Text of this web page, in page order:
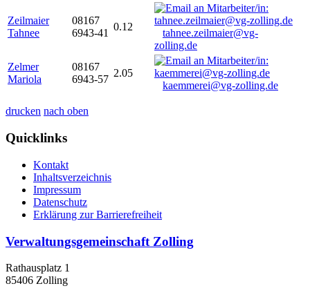
Zeilmaier
Tahnee
08167
6943-41
0.12
tahnee.zeilmaier@vg-
zolling.de
Zelmer
Mariola
08167
6943-57
2.05
kaemmerei@vg-zolling.de
drucken nach oben
Quicklinks
Kontakt
Inhaltsverzeichnis
Impressum
Datenschutz
Erklärung zur Barrierefreiheit
Verwaltungsgemeinschaft Zolling
Rathausplatz 1
85406 Zolling